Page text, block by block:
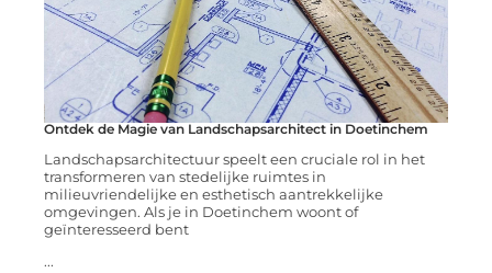
Ontdek de Magie van Landschapsarchitect in Doetinchem
Landschapsarchitectuur speelt een cruciale rol in het
transformeren van stedelijke ruimtes in
milieuvriendelijke en esthetisch aantrekkelijke
omgevingen. Als je in Doetinchem woont of
geïnteresseerd bent
...